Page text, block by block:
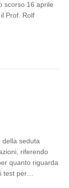
scorso 16 aprile
Prof. Rolf
della seduta
riferendo
quanto riguarda
test per…